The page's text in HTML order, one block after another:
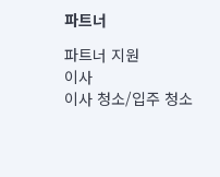
번호 : 2016-3220163-14-5-00019 |
공정거래위원회 정보) |
학동, 트윈트리빌딩) B동 5층
곡로 24, 7층, 8층 미소
파트너
파트너 지원
이사
이사 청소/입주 청소